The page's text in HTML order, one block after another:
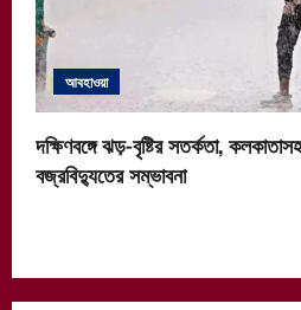
আবহাওয়া
দক্ষিণবঙ্গে ঝড়-বৃষ্টির সতর্কতা,
বজ্রবিদ্যুতের সম্ভাবনা